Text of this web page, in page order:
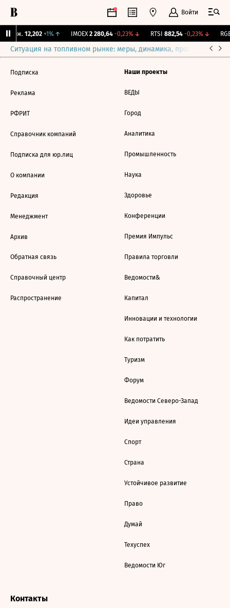
Войти
Бирж. 12,202 +1%↑ IMOEX 2 280,64 -0,23%↓ RTSI 882,54 -0,23%↓
Ситуация на топливном рынке: меры, динамика, прогнозы
Подписка
Реклама
РФРИТ
Справочник компаний
Подписка для юр.лиц
О компании
Редакция
Менеджмент
Архив
Обратная связь
Справочный центр
Распространение
Наши проекты
ВЕДЫ
Город
Аналитика
Промышленность
Наука
Здоровье
Конференции
Премия Импульс
Правила торговли
Ведомости&
Капитал
Инновации и технологии
Как потратить
Туризм
Форум
Ведомости Северо-Запад
Идеи управления
Спорт
Страна
Устойчивое развитие
Право
Думай
Техуспех
Ведомости Юг
Контакты